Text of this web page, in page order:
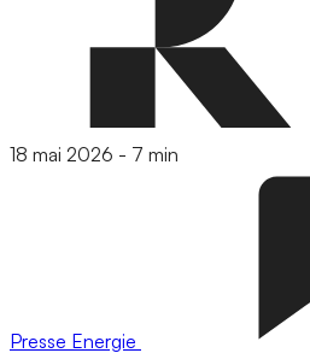
18 mai 2026 - 7 min
Presse Energie